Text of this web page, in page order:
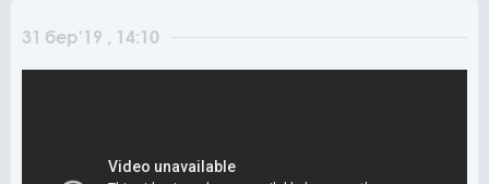
31 бер'19 , 14:10